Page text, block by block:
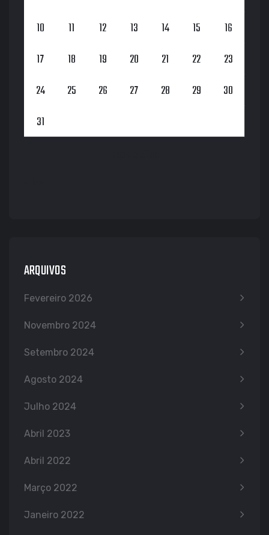
10
11 12 13 14 15
16
17
18 19 20 21 22
23
24
25 26 27 28 29
30
31
ARQUIVOS
Fevereiro 2026
Novembro 2024
Setembro 2024
Agosto 2024
Julho 2024
Abril 2023
Abril 2022
Março 2022
Janeiro 2022